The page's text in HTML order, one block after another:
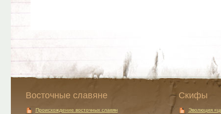
Восточные славяне
Происхождение восточных славян
Скифы
Эволюция